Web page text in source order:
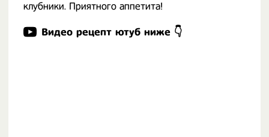
клубники. Приятного аппетита!
Видео рецепт ютуб ниже 👇